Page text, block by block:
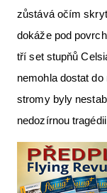
zůstává očím
dokáže pod
tří set stupňů
nemohla dostat
stromy byly
nedozírnou